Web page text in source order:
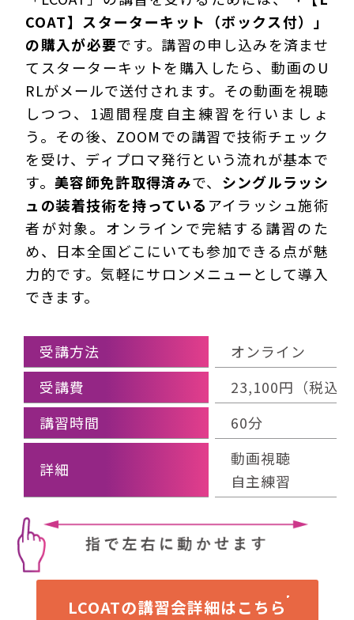
COAT】スターターキット（ボックス付）」
の購入が必要です。講習の申し込みを済ませ
てスターターキットを購入したら、動画のU
RLがメールで送付されます。その動画を視聴
しつつ、1週間程度自主練習を行いましょ
う。その後、ZOOMでの講習で技術チェック
を受け、ディプロマ発行という流れが基本で
す。美容師免許取得済みで、 シングルラッシ
ュの装着技術を持っている アイラッシュ施術
者が対象。オンラインで完結する講習のた
め、日本全国どこにいても参加できる点が魅
力的です。気軽にサロンメニューとして導入
できます。
受講方法
オンライン
受講費
23,100円（税込
講習時間
60分
詳細
動画視聴
自主練習
LCOATの講習会詳細はこちら